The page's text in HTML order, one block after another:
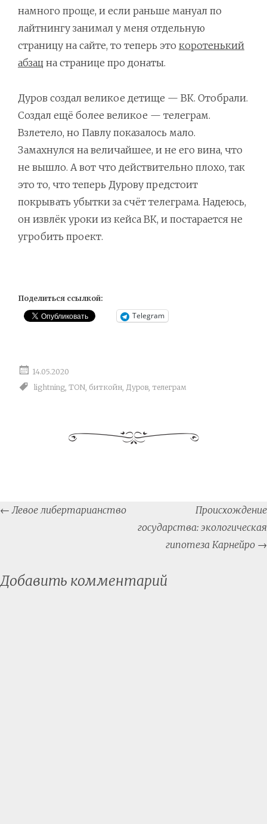
намного проще, и если раньше мануал по
лайтнингу занимал у меня отдельную
страницу на сайте, то теперь это коротенький
абзац на странице про донаты.
Дуров создал великое детище — ВК. Отобрали.
Создал ещё более великое — телеграм.
Взлетело, но Павлу показалось мало.
Замахнулся на величайшее, и не его вина, что
не вышло. А вот что действительно плохо, так
это то, что теперь Дурову предстоит
покрывать убытки за счёт телеграма. Надеюсь,
он извлёк уроки из кейса ВК, и постарается не
угробить проект.
Поделиться ссылкой:
Telegram
14.05.2020
lightning TON биткойн Дуров телеграм
Post
navigation
← Левое либертарианство
Происхождение
государства: экологическая
гипотеза Карнейро →
Добавить комментарий